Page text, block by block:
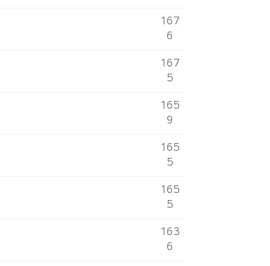
167
6
167
5
165
9
165
5
165
5
163
6